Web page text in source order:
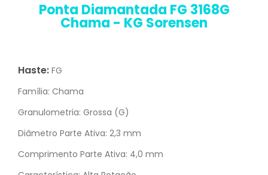
Ponta Diamantada FG 3168G
Chama - KG Sorensen
Haste: FG
Família: Chama
Granulometria: Grossa (G)
Diâmetro Parte Ativa: 2,3 mm
Comprimento Parte Ativa: 4,0 mm